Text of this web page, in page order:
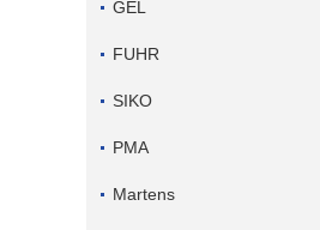
GEL
FUHR
SIKO
PMA
Martens